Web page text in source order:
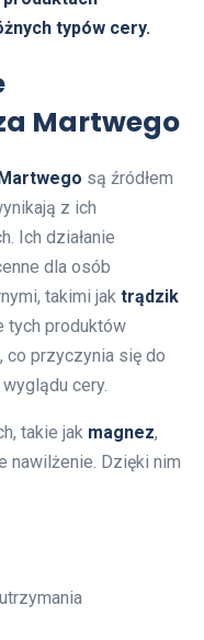
typów cery.
Martwego
są źródłem
z ich
Ich działanie
dla osób
takimi jak trądzik
tych produktów
, co przyczynia się do
cery.
takie jak magnez,
nawilżenie. Dzięki nim